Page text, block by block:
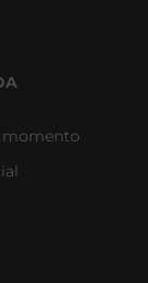
momento